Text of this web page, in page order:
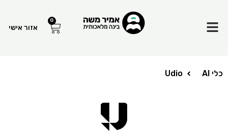
Menu
0עגלת
קניות
אזור אישי
כלי AI Udio